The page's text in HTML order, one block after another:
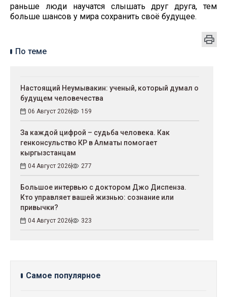
раньше люди научатся слышать друг друга, тем
больше шансов у мира сохранить своё будущее.
По теме
Настоящий Неумывакин: ученый, который думал о
будущем человечества
06 Август 2026 159
За каждой цифрой – судьба человека. Как
генконсульство КР в Алматы помогает
кыргызстанцам
04 Август 2026 277
Большое интервью с доктором Джо Диспенза.
Кто управляет вашей жизнью: сознание или
привычки?
04 Август 2026 323
Самое популярное